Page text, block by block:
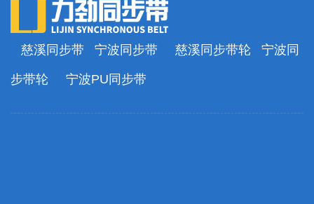
慈溪同步带 宁波同步带 慈溪同步带轮 宁波同
步带轮 宁波PU同步带